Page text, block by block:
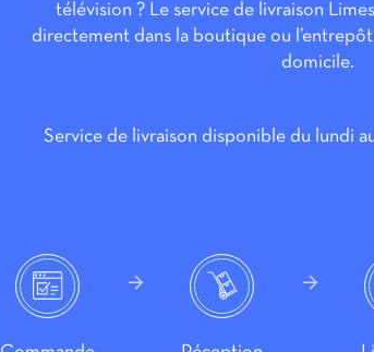
télévision ? Le service de livraison
directement dans la boutique ou
domicile.
Service de livraison disponible du lundi